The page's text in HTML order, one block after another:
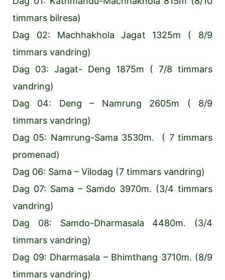
timmars bilresa)
Dag 02: Machhakhola Jagat 1325m ( 8/9
timmars vandring)
Dag 03: Jagat- Deng 1875m ( 7/8 timmars
vandring)
Dag 04: Deng – Namrung 2605m ( 8/9
timmars vandring)
Dag 05: Namrung-Sama 3530m. ( 7 timmars
promenad)
Dag 06: Sama – Vilodag (7 timmars vandring)
Dag 07: Sama – Samdo 3970m. (3/4 timmars
vandring)
Dag 08: Samdo-Dharmasala 4480m. (3/4
timmars vandring)
Dag 09: Dharmasala – Bhimthang 3710m. (8/9
timmars vandring)